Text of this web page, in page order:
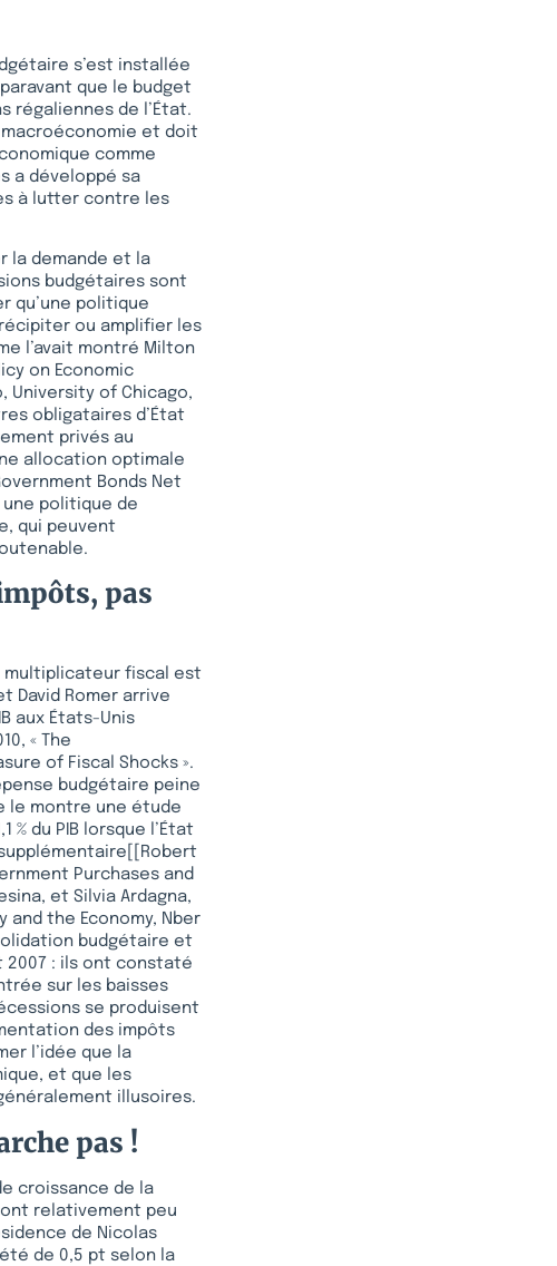
s’est installée
que le budget
régaliennes de l’État.
macroéconomie et doit
comme
a développé sa
à lutter contre les
la demande et la
budgétaires sont
qu’une politique
ou amplifier les
l’avait montré Milton
on Economic
University of Chicago,
obligataires d’État
privés au
allocation optimale
Bonds Net
une politique de
qui peuvent
pas
multiplicateur fiscal est
David Romer arrive
aux États-Unis
« The
of Fiscal Shocks ».
budgétaire peine
le montre une étude
du PIB lorsque l’État
supplémentaire[[Robert
Purchases and
et Silvia Ardagna,
and the Economy, Nber
budgétaire et
2007 : ils ont constaté
sur les baisses
se produisent
des impôts
l’idée que la
et que les
illusoires.
pas !
croissance de la
relativement peu
de Nicolas
de 0,5 pt selon la